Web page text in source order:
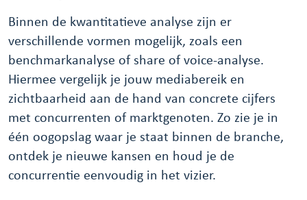
Binnen de kwantitatieve analyse zijn er
verschillende vormen mogelijk, zoals een
benchmarkanalyse of share of voice-analyse.
Hiermee vergelijk je jouw mediabereik en
zichtbaarheid aan de hand van concrete cijfers
met concurrenten of marktgenoten. Zo zie je in
één oogopslag waar je staat binnen de branche,
ontdek je nieuwe kansen en houd je de
concurrentie eenvoudig in het vizier.